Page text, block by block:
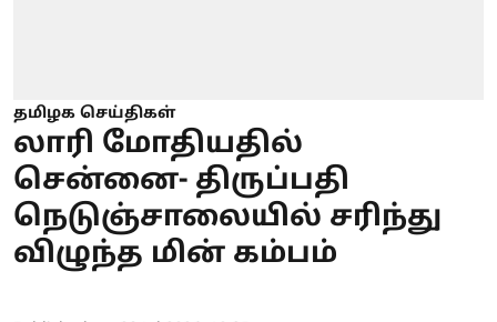
தமிழக செய்திகள்
லாரி மோதியதில்
சென்னை- திருப்பதி
நெடுஞ்சாலையில் சரிந்து
விழுந்த மின் கம்பம்